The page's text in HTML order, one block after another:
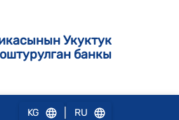
Укуктук
банкы
KG RU